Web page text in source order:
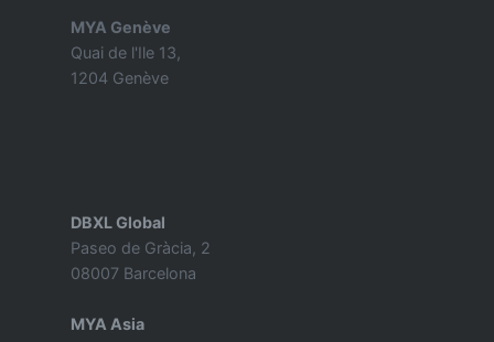
MYA Genève
Quai de l'Ile 13,
1204 Genève
DBXL Global
Paseo de Gràcia, 2
08007 Barcelona
MYA Asia